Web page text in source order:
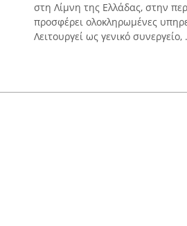
στη Λίμνη της Ελλάδας, στην
προσφέρει ολοκληρωμένες
Λειτουργεί ως γενικό συνεργείο,